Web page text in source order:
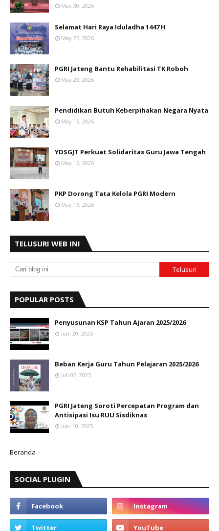
May 30, 2026
Selamat Hari Raya Iduladha 1447 H
May 25, 2026
PGRI Jateng Bantu Rehabilitasi TK Roboh
May 23, 2026
Pendidikan Butuh Keberpihakan Negara Nyata
May 16, 2026
YDSGJT Perkuat Solidaritas Guru Jawa Tengah
May 16, 2026
PKP Dorong Tata Kelola PGRI Modern
May 16, 2026
TELUSURI WEB INI
POPULAR POSTS
Penyusunan KSP Tahun Ajaran 2025/2026
Juni 20, 2025
Beban Kerja Guru Tahun Pelajaran 2025/2026
Juli 02, 2025
PGRI Jateng Soroti Percepatan Program dan
Antisipasi Isu RUU Sisdiknas
Juni 10, 2025
Beranda
SOCIAL PLUGIN